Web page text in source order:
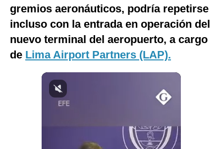
¿quiénes
Somos?
gremios aeronáuticos, podría repetirse
incluso con la entrada en operación del
nuevo terminal del aeropuerto, a cargo
de Lima Airport Partners (LAP).